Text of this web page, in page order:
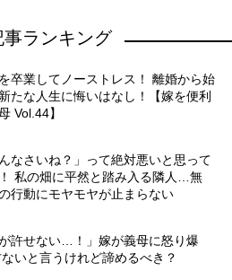
事ランキング
卒業してノーストレス！ 離婚から始
たな人生に悔いはなし！【嫁を便利
Vol.44】
なさいね？」って絶対悪いと思って
私の畑に平然と踏み入る隣人…無
行動にモヤモヤが止まらない
が許せない…！」嫁が義母に怒り爆
いと言うけれど諦めるべき？